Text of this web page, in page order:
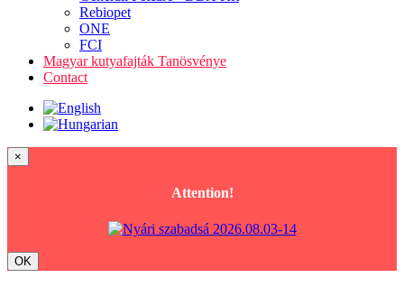
Rebiopet
ONE
FCI
Magyar kutyafajták Tanösvénye
Contact
×
Attention!
OK